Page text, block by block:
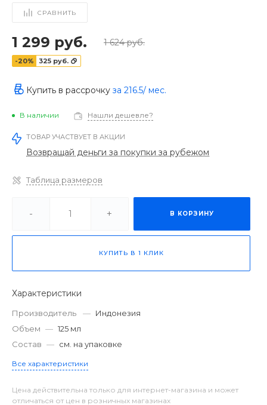
СРАВНИТЬ
1 299 руб. 1 624 руб.
-20% 325 руб.
Купить в рассрочку за 216.5/ мес.
В наличии Нашли дешевле?
ТОВАР УЧАСТВУЕТ В АКЦИИ
Возвращай деньги за покупки за рубежом
Таблица размеров
- + В КОРЗИНУ
КУПИТЬ В 1 КЛИК
Характеристики
Производитель — Индонезия
Объем — 125 мл
Состав — см. на упаковке
Все характеристики
Цена действительна только для интернет-магазина и может
отличаться от цен в розничных магазинах